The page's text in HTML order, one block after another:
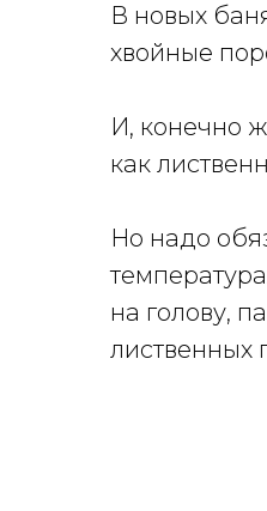
В новых
хвойные
И, конечно
как
Но надо
на голову,
лиственных